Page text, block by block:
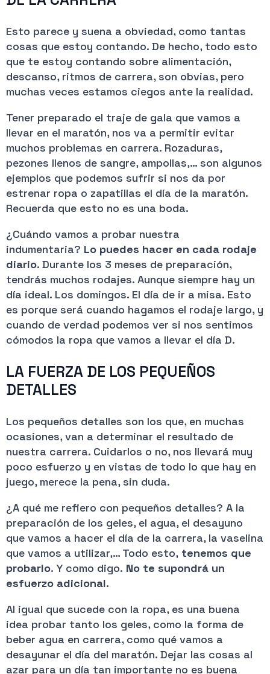
Esto parece y suena a obviedad, como tantas
cosas que estoy contando. De hecho, todo esto
que te estoy contando sobre alimentación,
descanso, ritmos de carrera, son obvias, pero
muchas veces estamos ciegos ante la realidad.
Tener preparado el traje de gala que vamos a
llevar en el maratón, nos va a permitir evitar
muchos problemas en carrera. Rozaduras,
pezones llenos de sangre, ampollas,… son algunos
ejemplos que podemos sufrir si nos da por
estrenar ropa o zapatillas el día de la maratón.
Recuerda que esto no es una boda.
¿Cuándo vamos a probar nuestra
indumentaria? Lo puedes hacer en cada rodaje
diario. Durante los 3 meses de preparación,
tendrás muchos rodajes. Aunque siempre hay un
día ideal. Los domingos. El día de ir a misa. Esto
es porque será cuando hagamos el rodaje largo, y
cuando de verdad podemos ver si nos sentimos
cómodos la ropa que vamos a llevar el día D.
LA FUERZA DE LOS PEQUEÑOS
DETALLES
Los pequeños detalles son los que, en muchas
ocasiones, van a determinar el resultado de
nuestra carrera. Cuidarlos o no, nos llevará muy
poco esfuerzo y en vistas de todo lo que hay en
juego, merece la pena, sin duda.
¿A qué me refiero con pequeños detalles? A la
preparación de los geles, el agua, el desayuno
que vamos a hacer el día de la carrera, la vaselina
que vamos a utilizar,… Todo esto, tenemos que
probarlo. Y como digo. No te supondrá un
esfuerzo adicional.
Al igual que sucede con la ropa, es una buena
idea probar tanto los geles, como la forma de
beber agua en carrera, como qué vamos a
desayunar el día del maratón. Dejar las cosas al
azar para un día tan importante no es buena